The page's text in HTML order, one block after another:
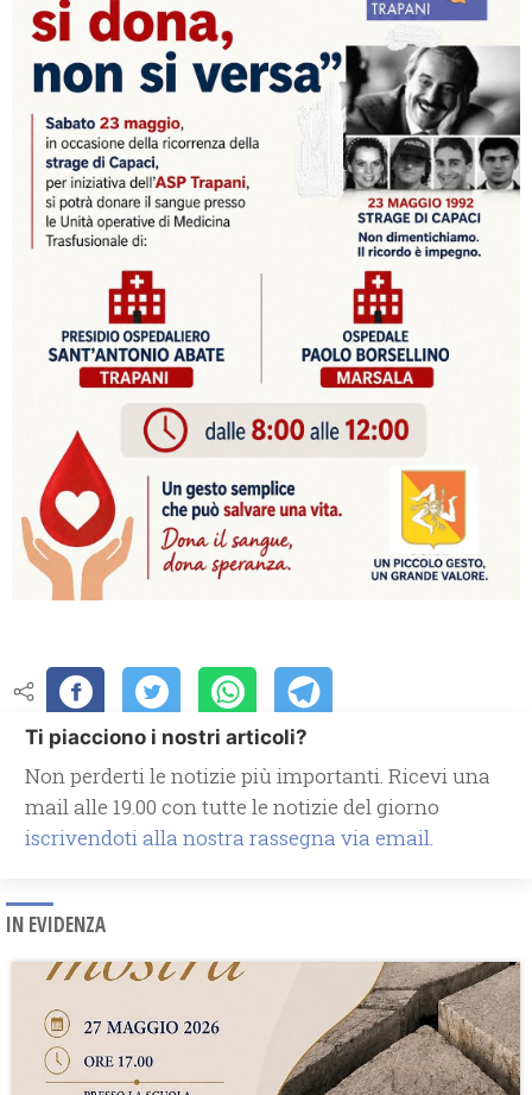
Ti piacciono i nostri articoli?
Non perderti le notizie più importanti. Ricevi una
mail alle 19.00 con tutte le notizie del giorno
iscrivendoti alla nostra rassegna via email.
IN EVIDENZA